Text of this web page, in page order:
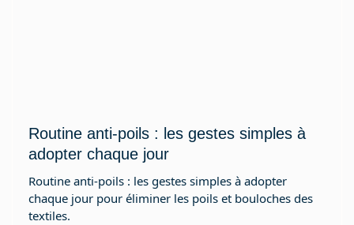
Routine anti-poils : les gestes simples à
adopter chaque jour
Routine anti-poils : les gestes simples à adopter
chaque jour pour éliminer les poils et bouloches des
textiles.